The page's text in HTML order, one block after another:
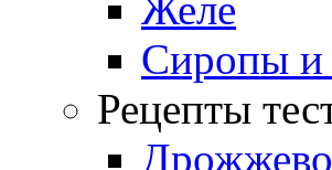
Сиропы и
Рецепты